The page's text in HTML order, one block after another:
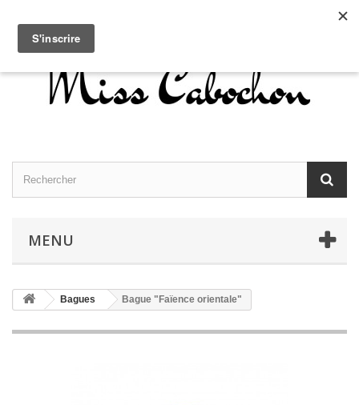
Connexion
MENU
Bagues Bague "Faïence orientale"